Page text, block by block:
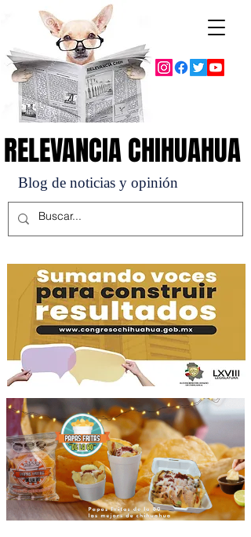
Blog de noticias y opinión
RELEVANCIA CHIHUAHUA
RELEVANCIA CHIHUAHUA